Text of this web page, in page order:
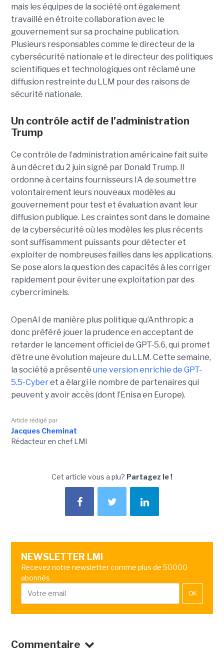
mais les équipes de la société ont également
travaillé en étroite collaboration avec le
gouvernement sur sa prochaine publication.
Plusieurs responsables comme le directeur de la
cybersécurité nationale et le directeur des politiques
scientifiques et technologiques ont réclamé une
diffusion restreinte du LLM pour des raisons de
sécurité nationale.
Un contrôle actif de l’administration
Trump
Ce contrôle de l’administration américaine fait suite
à un décret du 2 juin signé par Donald Trump. Il
ordonne à certains fournisseurs IA de soumettre
volontairement leurs nouveaux modèles au
gouvernement pour test et évaluation avant leur
diffusion publique. Les craintes sont dans le domaine
de la cybersécurité où les modèles les plus récents
sont suffisamment puissants pour détecter et
exploiter de nombreuses failles dans les applications.
Se pose alors la question des capacités à les corriger
rapidement pour éviter une exploitation par des
cybercriminels.
OpenAI de manière plus politique qu’Anthropic a
donc préféré jouer la prudence en acceptant de
retarder le lancement officiel de GPT-5.6, qui promet
d’être une évolution majeure du LLM. Cette semaine,
la société a présenté une version enrichie de GPT-
5.5-Cyberet a élargi le nombre de partenaires qui
peuvent y avoir accès (dont l’Enisa en Europe).
Article rédigé par
Jacques Cheminat
Rédacteur en chef LMI
Cet article vous a plu? Partagez le !
NEWSLETTER LMI
Recevez notre newsletter comme plus de 50000
abonnés
OK
Commentaire